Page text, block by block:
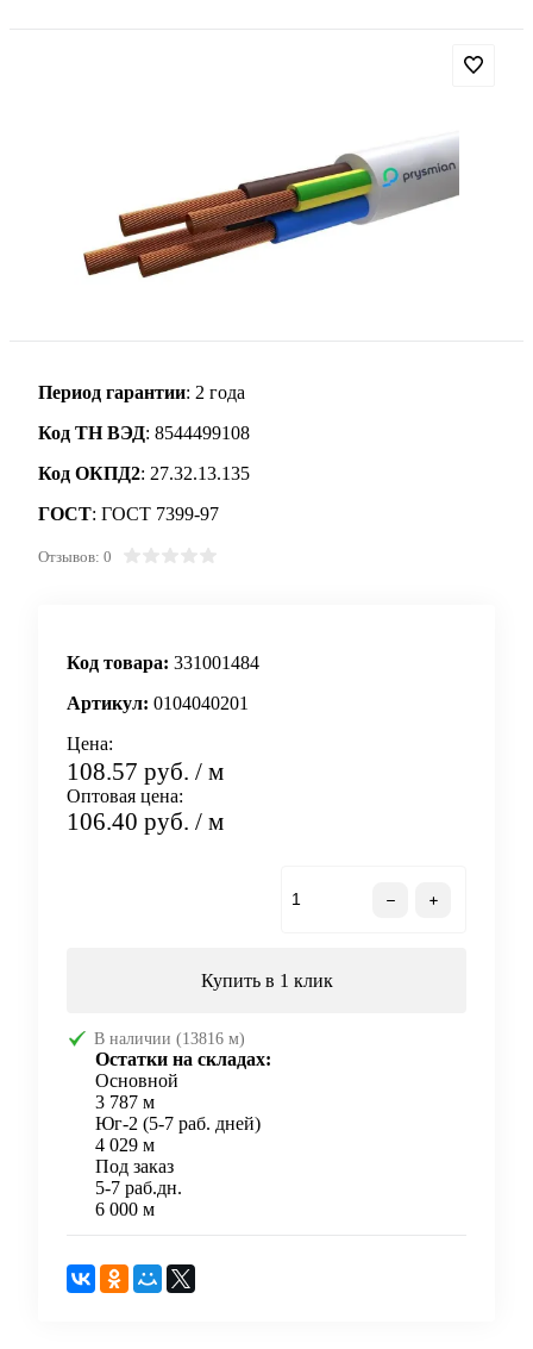
Период гарантии: 2 года
Код ТН ВЭД: 8544499108
Код ОКПД2: 27.32.13.135
ГОСТ: ГОСТ 7399-97
Отзывов: 0
Код товара: 331001484
Артикул: 0104040201
Цена:
108.57 руб. / м
Оптовая цена:
106.40 руб. / м
Купить в 1 клик
В наличии (13816 м)
Остатки на складах:
Основной
3 787 м
Юг-2 (5-7 раб. дней)
4 029 м
Под заказ
5-7 раб.дн.
6 000 м